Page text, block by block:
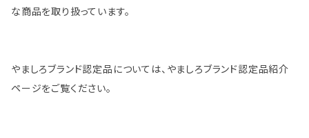
な商品を取り扱っています。
やましろブランド認定品については、やましろブランド認定品紹介
ページをご覧ください。